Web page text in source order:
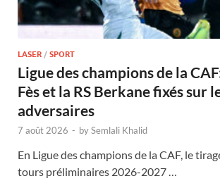
LASER / SPORT
Ligue des champions de la
Fès et la RS Berkane fixés sur
adversaires
7 août 2026 - bySemlali Khalid
En Ligue des champions de la CAF, le
tours préliminaires 2026-2027 …